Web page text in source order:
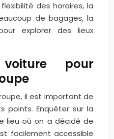
des horaires, la
de bagages, la
explorer des lieux
pour
il est important de
points. Enquêter sur la
lieu où on a décidé de
facilement accessible